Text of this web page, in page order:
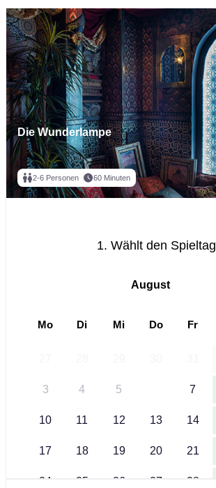
Die Wunderlampe
2-6 Personen 60 Minuten
1. Wählt den Spieltag
August
Mo Di Mi Do Fr
3 4 5 7
10 11 12 13 14
17 18 19 20 21
24 25 26 27 28